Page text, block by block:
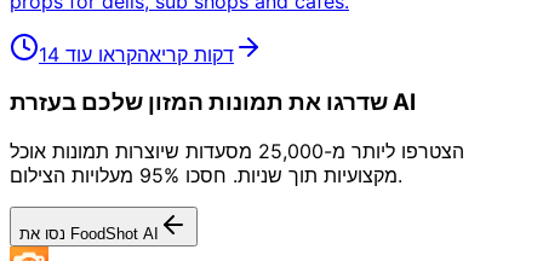
14 דקות קריאהקראו עוד
שדרגו את תמונות המזון שלכם בעזרת AI
הצטרפו ליותר מ-25,000 מסעדות שיוצרות תמונות אוכל
מקצועיות תוך שניות. חסכו 95% מעלויות הצילום.
נסו את FoodShot AI